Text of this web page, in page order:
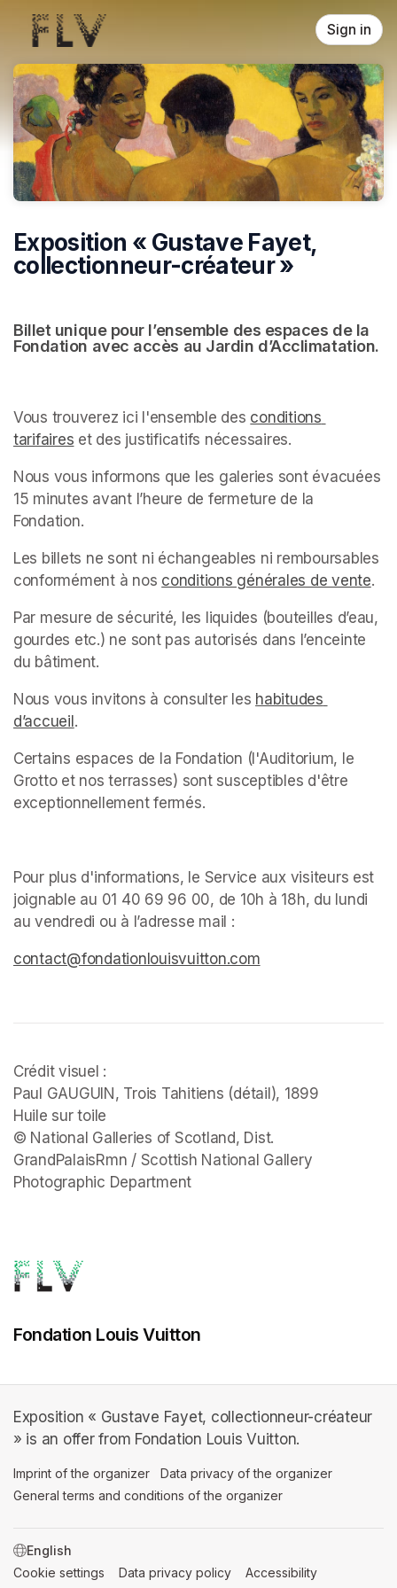
Skip header
Sign in
Exposition « Gustave Fayet,
collectionneur-créateur »
Billet unique pour l’ensemble des espaces de la
Fondation avec accès au Jardin d’Acclimatation.
Vous trouverez ici l'ensemble des conditions
tarifaires (opens in a new tab)
et des justificatifs nécessaires.
Nous vous informons que les galeries sont évacuées
15 minutes avant l’heure de fermeture de la
Fondation.
Les billets ne sont ni échangeables ni remboursables
conformément à nos conditions générales de vente.
Par mesure de sécurité, les liquides (bouteilles d’eau,
gourdes etc.) ne sont pas autorisés dans l’enceinte
du bâtiment.
Nous vous invitons à consulter les habitudes
d’accueil(opens in a new tab)
.
Certains espaces de la Fondation (l'Auditorium, le
Grotto et nos terrasses) sont susceptibles d'être
exceptionnellement fermés. ﻿
Pour plus d'informations, le Service aux visiteurs est
joignable au 01 40 69 96 00, de 10h à 18h, du lundi
au vendredi ou à l’adresse mail :
(opens in a new tab)
(opens in a new tab)
contact@fondationlouisvuitton.com
Crédit visuel :
Paul GAUGUIN, Trois Tahitiens (détail), 1899
Huile sur toile
© National Galleries of Scotland, Dist.
GrandPalaisRmn / Scottish National Gallery
Photographic Department
Fondation Louis Vuitton
Exposition « Gustave Fayet, collectionneur-créateur
» is an offer from Fondation Louis Vuitton.
Imprint of the organizer (opens in a new tab)
Data privacy of the organizer
General terms and conditions of the organizer
SWITCH LANGUAGE
Cookie settings (opens in a new tab)
Data privacy policy (opens in a new tab)
Accessibility